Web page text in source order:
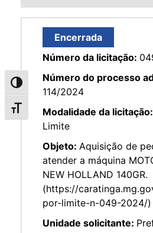
Alternar alto contraste
Alternar tamanho da fonte
Encerrada
Número da licitação:
Número do processo
114/2024
Modalidade da licitação:
Limite
Objeto: Aquisição de
atender a máquina
NEW HOLLAND 140GR.
(https://
por-limite-n-049-2024/)
Unidade solicitante: